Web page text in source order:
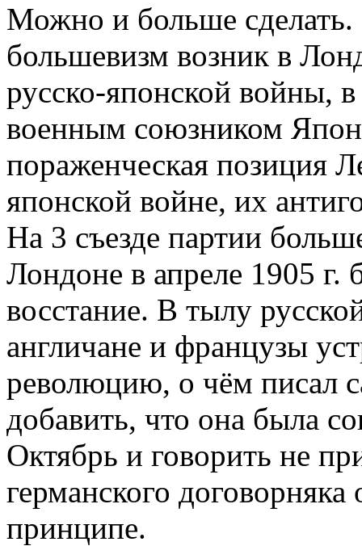
Можно и больше сделать.
большевизм возник в
русско-японской войны,
военным союзником
пораженческая позиция
японской войне, их
На 3 съезде партии
Лондоне в апреле 1905 г.
восстание. В тылу
англичане и французы
революцию, о чём писал
добавить, что она была
Октябрь и говорить не
германского
принципе.